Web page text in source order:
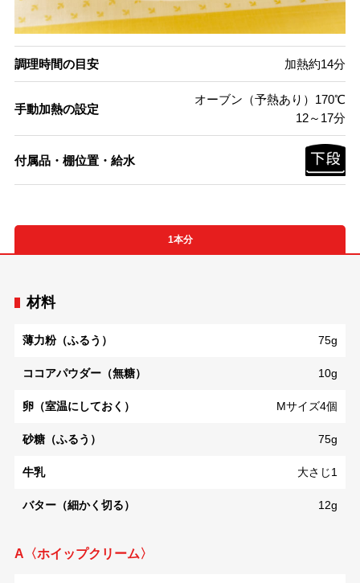
調理時間の目安 加熱約14分
手動加熱の設定
オーブン（予熱あり）170℃
12～17分
付属品・棚位置・給水
1本分
材料
薄力粉（ふるう） 75g
ココアパウダー（無糖） 10g
卵（室温にしておく） Mサイズ4個
砂糖（ふるう） 75g
牛乳 大さじ1
バター（細かく切る） 12g
A〈ホイップクリーム〉